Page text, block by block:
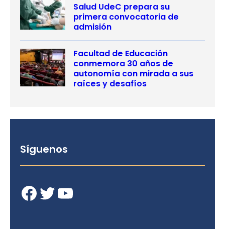
Salud UdeC prepara su
primera convocatoria de
admisión
Facultad de Educación
conmemora 30 años de
autonomía con mirada a sus
raíces y desafíos
Síguenos
Facebook Twitter YouTube